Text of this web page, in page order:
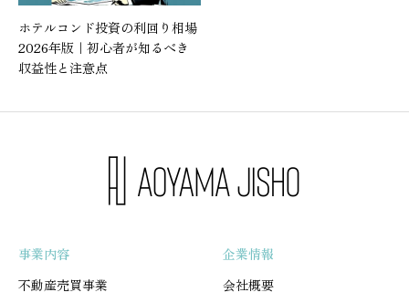
ホテルコンド投資の利回り相場
2026年版｜初心者が知るべき
収益性と注意点
事業内容
不動産売買事業
企業情報
会社概要